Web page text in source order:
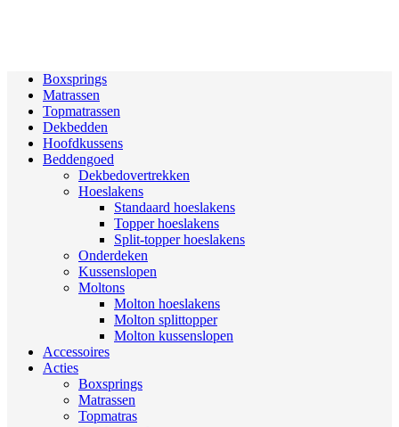
Boxsprings
Matrassen
Topmatrassen
Dekbedden
Hoofdkussens
Beddengoed
Dekbedovertrekken
Hoeslakens
Standaard hoeslakens
Topper hoeslakens
Split-topper hoeslakens
Onderdeken
Kussenslopen
Moltons
Molton hoeslakens
Molton splittopper
Molton kussenslopen
Accessoires
Acties
Boxsprings
Matrassen
Topmatras